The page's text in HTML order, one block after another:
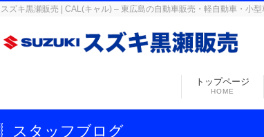
スズキ黒瀬販売 | CAL(キャル) – 東広島の自動車販売・軽自動車・小
トップページ
HOME
スタッフブログ